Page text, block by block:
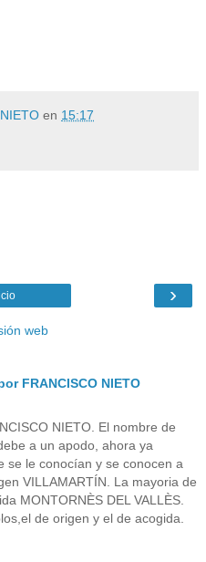
en 15:17
›
web
FRANCISCO NIETO
NIETO. El nombre de
a un apodo, ahora ya
se le conocían y se conocen a
VILLAMARTÍN. La mayoria de
MONTORNÈS DEL VALLÈS.
de origen y el de acogida.